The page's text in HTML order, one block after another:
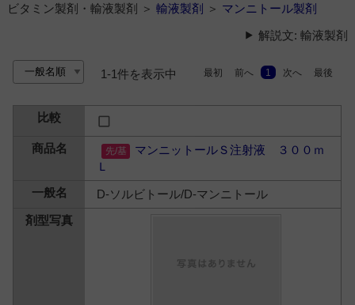
ビタミン製剤・輸液製剤 ＞ 輸液製剤 ＞ マンニトール製剤
解説文: 輸液製剤
1-1件を表示中 最初 前へ 1 次へ 最後
マンニットールＳ注射液 ３００ｍ
Ｌ
D-ソルビトール/D-マンニトール